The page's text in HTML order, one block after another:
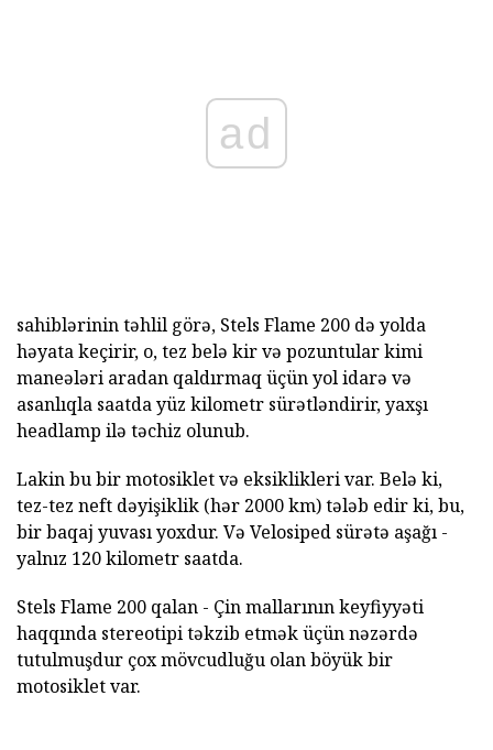
ad
sahiblərinin təhlil görə, Stels Flame 200 də yolda
həyata keçirir, o, tez belə kir və pozuntular kimi
maneələri aradan qaldırmaq üçün yol idarə və
asanlıqla saatda yüz kilometr sürətləndirir, yaxşı
headlamp ilə təchiz olunub.
Lakin bu bir motosiklet və eksiklikleri var. Belə ki,
tez-tez neft dəyişiklik (hər 2000 km) tələb edir ki, bu,
bir baqaj yuvası yoxdur. Və Velosiped sürətə aşağı -
yalnız 120 kilometr saatda.
Stels Flame 200 qalan - Çin mallarının keyfiyyəti
haqqında stereotipi təkzib etmək üçün nəzərdə
tutulmuşdur çox mövcudluğu olan böyük bir
motosiklet var.